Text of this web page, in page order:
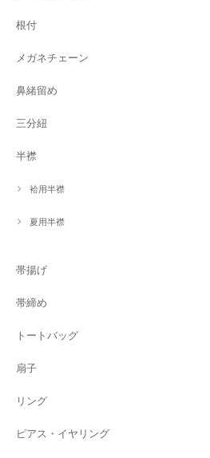
根付
メガネチェーン
鼻緒留め
三分紐
半襟
袷用半襟
夏用半襟
帯揚げ
帯締め
トートバッグ
扇子
リング
ピアス・イヤリング